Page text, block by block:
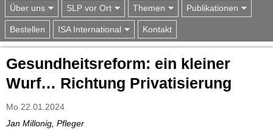
Über uns SLP vor Ort Themen Publikationen
Bestellen ISA International Kontakt
Gesundheitsreform: ein kleiner
Wurf… Richtung Privatisierung
Mo 22.01.2024
Jan Millonig, Pfleger